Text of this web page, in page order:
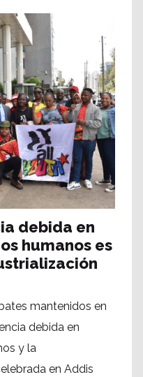
debida en
humanos es
mantenidos en
debida en
y la
en Addis